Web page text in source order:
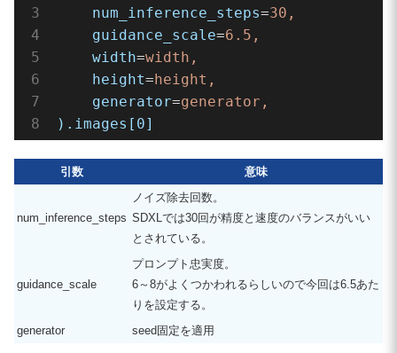
num_inference_steps=30,
guidance_scale=6.5,
width=width,
height=height,
generator=generator,
).images[0]
引数 意味
num_inference_steps
ノイズ除去回数。
SDXLでは30回が精度と速度のバランスがいい
とされている。
guidance_scale
プロンプト忠実度。
6～8がよくつかわれるらしいので今回は6.5あた
りを設定する。
generator
seed固定を適用